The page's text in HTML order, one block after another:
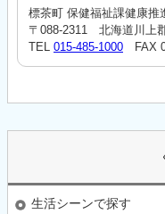
標茶町 保健福祉課健康推
〒088-2311 北海道川上
TEL 015-485-1000 FAX
生活シーンで探す